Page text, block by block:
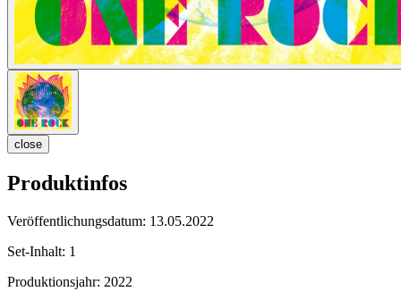
close
Produktinfos
Veröffentlichungsdatum: 13.05.2022
Set-Inhalt: 1
Produktionsjahr: 2022